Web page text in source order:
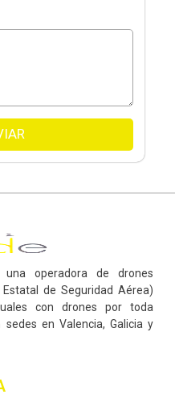
una operadora de drones
de Seguridad Aérea)
con drones por toda
en Valencia, Galicia y